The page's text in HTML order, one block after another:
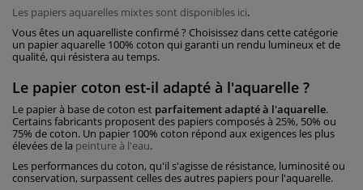
Les papiers aquarelles mixtes sont disponibles ici.
Vous êtes un aquarelliste confirmé ? Choisissez dans cette catégorie
un papier aquarelle 100% coton qui garanti un rendu lumineux et de
qualité, qui résistera au temps.
Le papier coton est-il adapté à l'aquarelle ?
Le papier à base de coton est parfaitement adapté à l'aquarelle.
Certains fabricants proposent des papiers composés à 25%, 50% ou
75% de coton. Un papier 100% coton répond aux exigences les plus
élevées de la peinture à l'eau.
Les performances du coton, qu'il s'agisse de résistance, luminosité ou
conservation, surpassent celles des autres papiers pour l'aquarelle.